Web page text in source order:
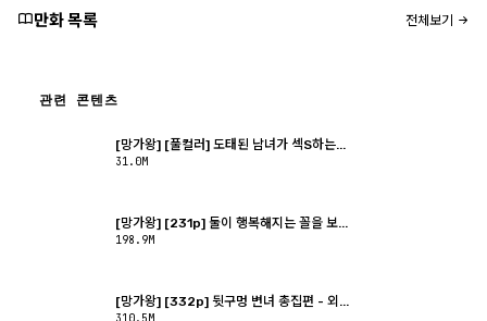
만화 목록 전체보기
관련 콘텐츠
[망가왕] [풀컬러] 도태된 남녀가 섹S하는...
31.0M
[망가왕] [231p] 둘이 행복해지는 꼴을 보...
198.9M
[망가왕] [332p] 뒷구멍 변녀 총집편 - 외...